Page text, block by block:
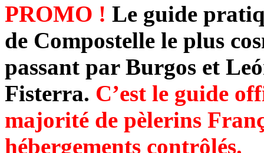
PROMO ! Le guide
de Compostelle le plus
passant par Burgos et
Fisterra. C’est le guide
majorité de pèlerins
hébergements contrôlés.